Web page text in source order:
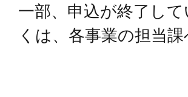
一部、申込が終了し
くは、各事業の担当